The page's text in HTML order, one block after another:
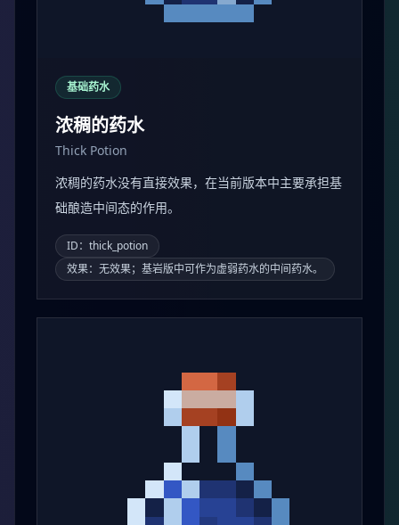
基础药水
浓稠的药水
Thick Potion
浓稠的药水没有直接效果，在当前版本中主要承担基
础酿造中间态的作用。
ID：thick_potion
效果：无效果；基岩版中可作为虚弱药水的中间药水。